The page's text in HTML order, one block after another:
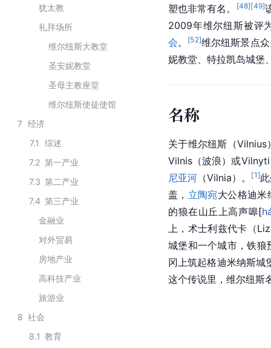
犹太教
礼拜场所
维尔纽斯大教堂
圣安妮教堂
圣母主教座堂
维尔纽斯使徒使馆
7 经济
7.1
综述
7.2 第一产业
7.3 第二产业
7.4 第三产业
金融业
对外贸易
房地产业
高科技产业
旅游业
8 社会
8.1 教育
塑也非常有名。
[48][49]
2009年维尔纽斯被评
会。 [52]维尔纽斯景点
妮教堂、特拉凯岛城堡
名称
关于维尔纽斯（Vilnius
Vilnis（波浪）或
尼亚河 （Vilnia）。 [1]
盖， 立陶宛大公格迪米
的狼在山丘上高声嗥[
上，术士利兹代卡（
城堡和一个城市，铁狼
冈上筑起格迪米纳斯
这个传说里，维尔纽斯